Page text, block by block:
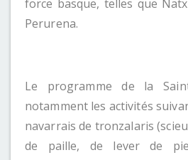
force basque, telles que
Perurena.
Le programme de la
notamment les activités
navarrais de tronzalaris
de paille, de lever de